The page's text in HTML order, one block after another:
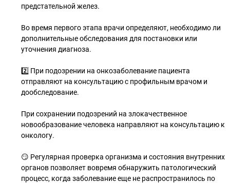
предстательной желез.
Во время первого этапа врачи определяют, необходимо ли
дополнительные обследования для постановки или
уточнения диагноза.
2️⃣ При подозрении на онкозаболевание пациента
отправляют на консультацию с профильным врачом и
дообследование.
При сохранении подозрений на злокачественное
новообразование человека направляют на консультацию к
онкологу.
😏 Регулярная проверка организма и состояния внутренних
органов позволяет вовремя обнаружить патологический
процесс, когда заболевание еще не распространилось по